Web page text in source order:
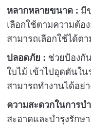
หลากหลายขนาด : มี
เลือกใช้ตามความต้อ
สามารถเลือกใช้ได้ต
ปลอดภัย : ช่วยป้องกั
ใบไม้ เข้าไปอุดตันใ
สามารถทำงานได้อย่
ความสะดวกในการบ
สะอาดและบำรุงรักษ